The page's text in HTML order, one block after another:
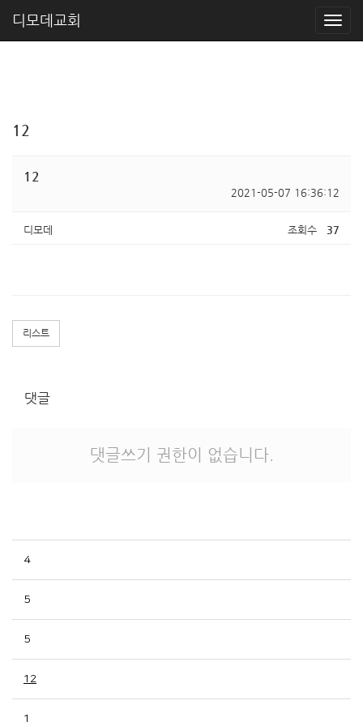
디모데교회
12
12
2021-05-07 16:36:12
디모데 조회수 37
리스트
댓글
댓글쓰기 권한이 없습니다.
4
5
5
12
1